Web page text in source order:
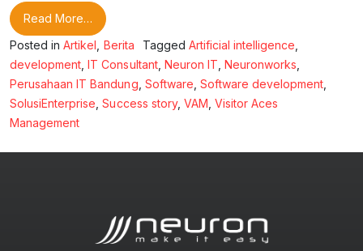
Read More… from Memahami Visitor Access Management
Posted inArtikel, Berita Tagged Artificial intelligence,
development,IT Consultant, Neuron IT,Neuronworks,
Perusahaan IT Bandung, Software, Software development,
SolusiEnterprise,Success story, VAM, Visitor Aces
Management